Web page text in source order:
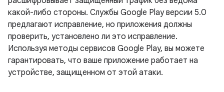
какой-либо стороны. Службы Google Play версии 5.0
предлагают исправление, но приложения должны
проверить, установлено ли это исправление.
Используя методы сервисов Google Play, вы можете
гарантировать, что ваше приложение работает на
устройстве, защищенном от этой атаки.